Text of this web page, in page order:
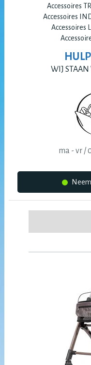
Accessoires
Accessoires
Accessoires
WIJ STAAN
ma - vr /